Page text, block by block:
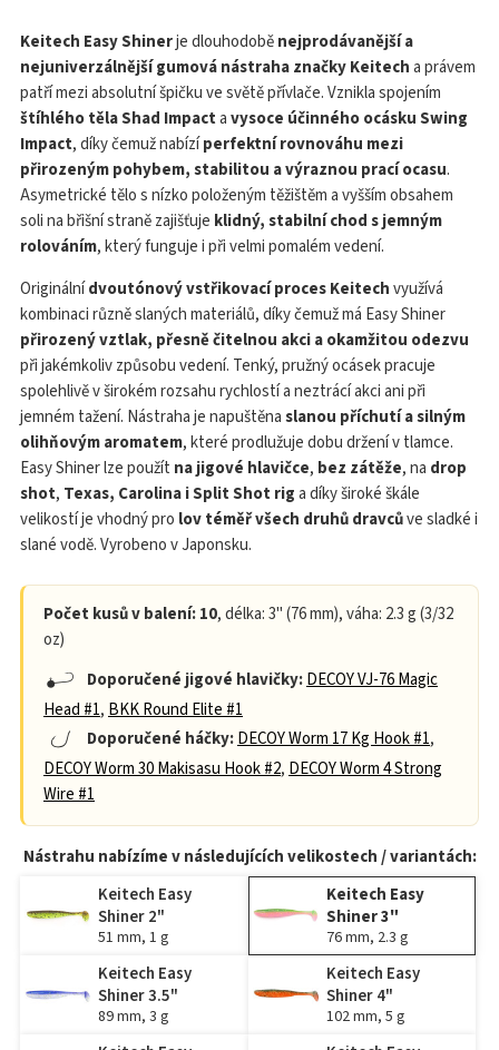
Keitech Easy Shinerje dlouhodoběnejprodávanější a
nejuniverzálnější gumová nástraha značky Keitecha právem
patří mezi absolutní špičku ve světě přívlače. Vznikla spojením
štíhlého těla Shad Impactavysoce účinného ocásku Swing
Impact, díky čemuž nabízíperfektní rovnováhu mezi
přirozeným pohybem, stabilitou a výraznou prací ocasu.
Asymetrické tělo s nízko položeným těžištěm a vyšším obsahem
soli na břišní straně zajišťuje klidný, stabilní chod s jemným
rolováním, který funguje i při velmi pomalém vedení.
Originálnídvoutónový vstřikovací proces Keitechvyužívá
kombinaci různě slaných materiálů, díky čemuž má Easy Shiner
přirozený vztlak, přesně čitelnou akci a okamžitou odezvu
při jakémkoliv způsobu vedení. Tenký, pružný ocásek pracuje
spolehlivě v širokém rozsahu rychlostí a neztrácí akci ani při
jemném tažení. Nástraha je napuštěnaslanou příchutí a silným
olihňovým aromatem, které prodlužuje dobu držení v tlamce.
Easy Shiner lze použít na jigové hlavičce, bez zátěže, na drop
shot, Texas, Carolina i Split Shot riga díky široké škále
velikostí je vhodný pro lov téměř všech druhů dravcůve sladké i
slané vodě. Vyrobeno v Japonsku.
Počet kusů v balení: 10, délka: 3" (76 mm), váha: 2.3 g (3/32
oz)
Doporučené jigové hlavičky:DECOY VJ-76 Magic
Head #1, BKK Round Elite #1
Doporučené háčky:DECOY Worm 17 Kg Hook #1,
DECOY Worm 30 Makisasu Hook #2, DECOY Worm 4 Strong
Wire #1
Nástrahu nabízíme v následujících velikostech / variantách:
Keitech Easy
Shiner 2"
51 mm, 1 g
Keitech Easy
Shiner 3"
76 mm, 2.3 g
Keitech Easy
Shiner 3.5"
89 mm, 3 g
Keitech Easy
Shiner 4"
102 mm, 5 g